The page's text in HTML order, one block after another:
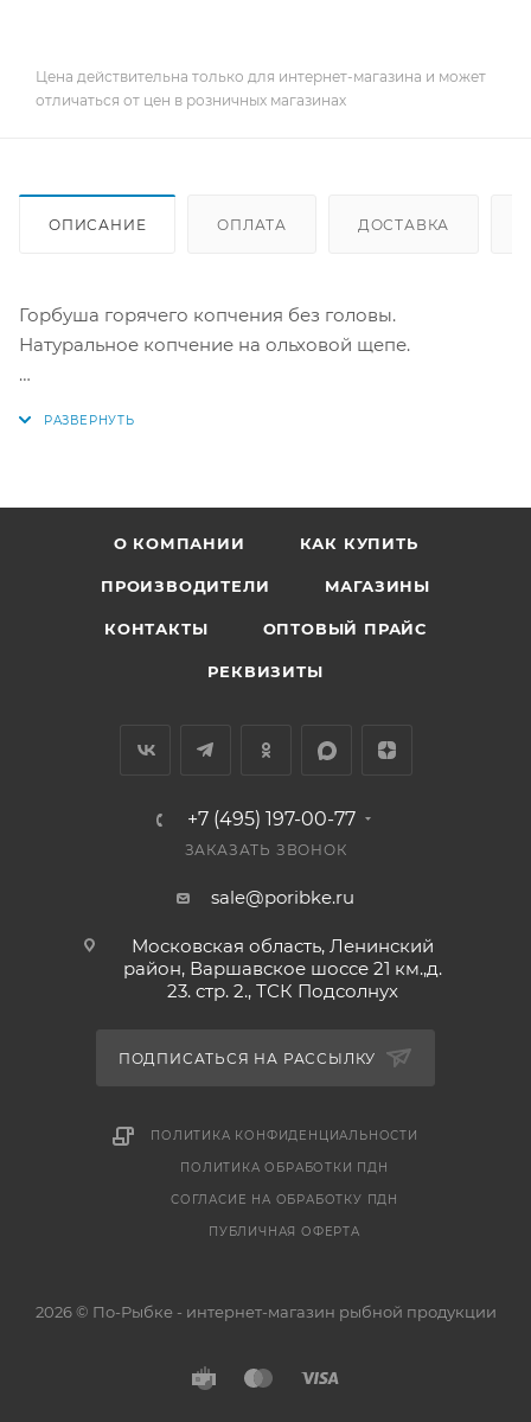
Цена действительна только для интернет-магазина и может
отличаться от цен в розничных магазинах
ОПИСАНИЕ ОПЛАТА ДОСТАВКА
Горбуша горячего копчения без головы.
Натуральное копчение на ольховой щепе.
О КОМПАНИИ КАК КУПИТЬ
ПРОИЗВОДИТЕЛИ МАГАЗИНЫ
КОНТАКТЫ ОПТОВЫЙ ПРАЙС
РЕКВИЗИТЫ
+7 (495) 197-00-77
ЗАКАЗАТЬ ЗВОНОК
sale@poribke.ru
Московская область, Ленинский
район, Варшавское шоссе 21 км.,д.
23. стр. 2., ТСК Подсолнух
ПОДПИСАТЬСЯ НА РАССЫЛКУ
ПОЛИТИКА КОНФИДЕНЦИАЛЬНОСТИ
ПОЛИТИКА ОБРАБОТКИ ПДН
СОГЛАСИЕ НА ОБРАБОТКУ ПДН
ПУБЛИЧНАЯ ОФЕРТА
2026 © По-Рыбке - интернет-магазин рыбной продукции